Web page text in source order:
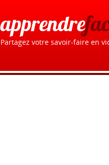
apprendre
Partagez votre savoir-faire en